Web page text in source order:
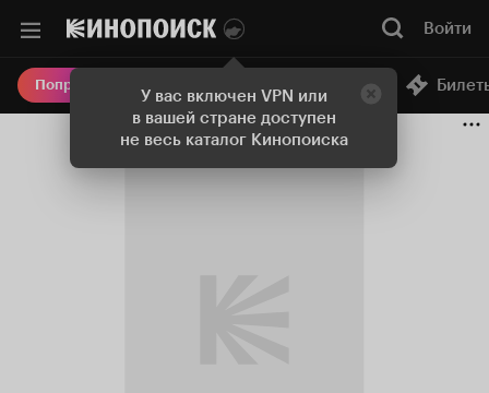
У вас включен VPN или
в вашей стране доступен
не весь каталог Кинопоиска
Войти
Попробовать Плюс Онлайн-кинотеатр